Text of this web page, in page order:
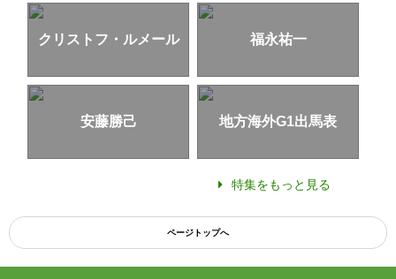
クリストフ・ルメール 福永祐一
安藤勝己 地方海外G1出馬表
特集をもっと見る
ページトップへ